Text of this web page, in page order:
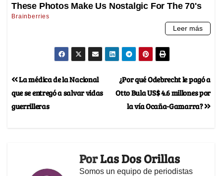
¿Por qué Odebrecht le pagó a
Otto Bula US$ 4.6 millones por
la vía Ocaña-Gamarra?
La médica de la Nacional
que se entregó a salvar vidas
guerrilleras
PorLas Dos Orillas
Somos un equipo de periodistas